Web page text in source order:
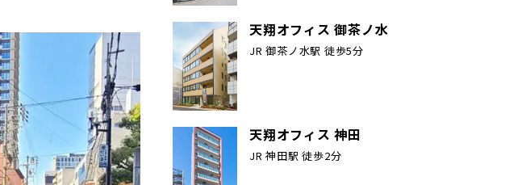
天翔オフィス 御茶ノ水
JR 御茶ノ水駅 徒歩5分
天翔オフィス 神田
JR 神田駅 徒歩2分